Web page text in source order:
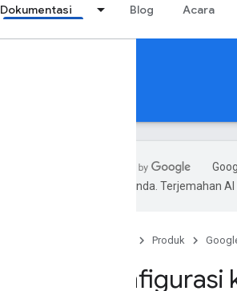
Dokumentasi Blog Acara
pilihan Anda. Terjemahan
Produk
Konfigurasi